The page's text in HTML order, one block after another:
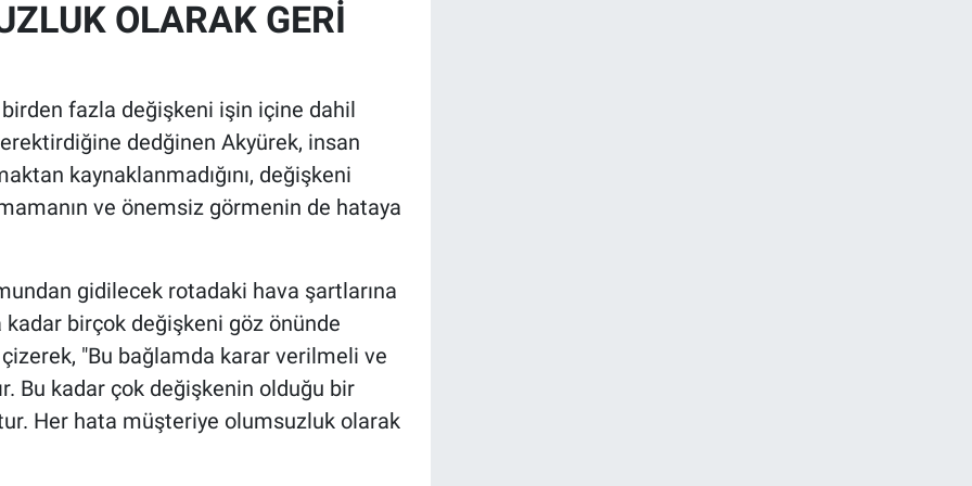
OLARAK GERİ
fazla değişkeni işin içine dahil
dedğinen Akyürek, insan
kaynaklanmadığını, değişkeni
ve önemsiz görmenin de hataya
gidilecek rotadaki hava şartlarına
birçok değişkeni göz önünde
"Bu bağlamda karar verilmeli ve
Bu kadar çok değişkenin olduğu bir
Her hata müşteriye olumsuzluk olarak